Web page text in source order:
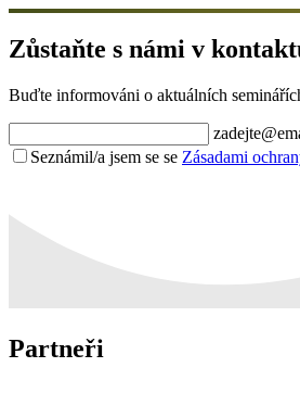
Zůstaňte s námi v
Buďte informováni o aktuálních
Seznámil/a jsem se se Zásadami
Partneři